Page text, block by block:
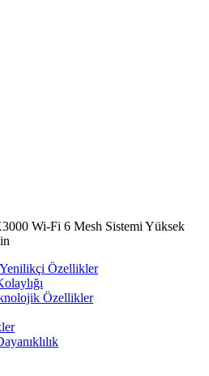
Wi-Fi 6 Mesh Sistemi Yüksek
Özellikler
Özellikler